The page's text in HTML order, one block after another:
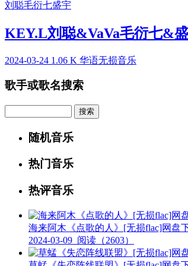
刘聪毛衍七盛宇
KEY.L刘聪&VaVa毛衍七&
2024-03-24 1.06 K 华语无损音乐
歌手或歌名搜索
随机音乐
热门音乐
热评音乐
海来阿木《点歌的人》[无损flac]网盘
2024-03-09 阅读（2603）